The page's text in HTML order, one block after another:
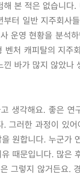
본 적은 없습니다
터 일반 지주회사
운영 현황을 분석
처 캐피탈의 지
바가 많지 않았나
생각해요. 좋은
그러한 과정이 있
원합니다. 누군가
때문입니다. 많은
그렇지 않거든요.